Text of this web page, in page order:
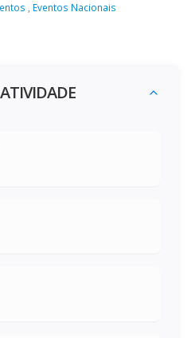
Eventos Nacionais